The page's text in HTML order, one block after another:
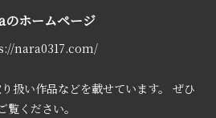
のホームページ
nara0317.com/
扱い作品などを載せています。 ぜひ
覧ください。